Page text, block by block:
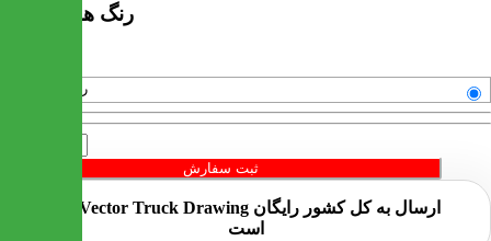
رنگ های موجود
رنگبندی متنوع
ثبت سفارش
ارسال به کل کشور رایگان
است